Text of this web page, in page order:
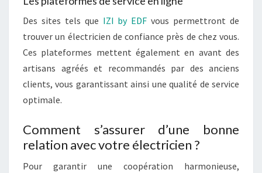
Des sites tels que IZI by EDF vous permettront de
trouver un électricien de confiance près de chez vous.
Ces plateformes mettent également en avant des
artisans agréés et recommandés par des anciens
clients, vous garantissant ainsi une qualité de service
optimale.
Comment s’assurer d’une bonne
relation avec votre électricien ?
Pour garantir une coopération harmonieuse,